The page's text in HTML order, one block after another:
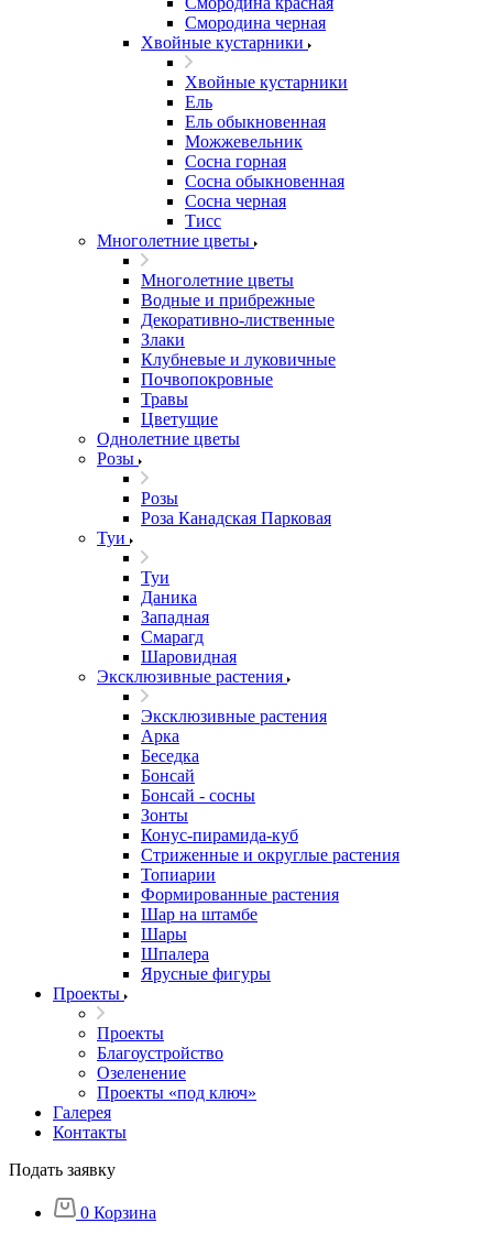
Смородина черная
Хвойные кустарники
Хвойные кустарники
Ель
Ель обыкновенная
Можжевельник
Сосна горная
Сосна обыкновенная
Сосна черная
Тисс
Многолетние цветы
Многолетние цветы
Водные и прибрежные
Декоративно-лиственные
Злаки
Клубневые и луковичные
Почвопокровные
Травы
Цветущие
Однолетние цветы
Розы
Розы
Роза Канадская Парковая
Туи
Туи
Даника
Западная
Смарагд
Шаровидная
Эксклюзивные растения
Эксклюзивные растения
Арка
Беседка
Бонсай
Бонсай - сосны
Зонты
Конус-пирамида-куб
Стриженные и округлые растения
Топиарии
Формированные растения
Шар на штамбе
Шары
Шпалера
Ярусные фигуры
Проекты
Проекты
Благоустройство
Озеленение
Проекты «под ключ»
Галерея
Контакты
Подать заявку
0 Корзина